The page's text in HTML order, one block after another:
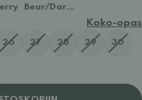
Bear/Dark Blue
Koko-opas
26 27 28 29 30